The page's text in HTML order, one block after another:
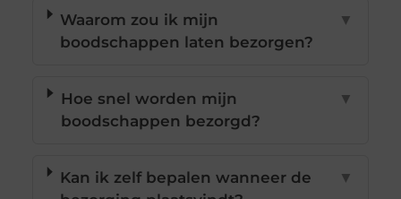
Waarom zou ik mijn
boodschappen laten bezorgen?
▼
Hoe snel worden mijn
boodschappen bezorgd?
▼
Kan ik zelf bepalen wanneer de
▼